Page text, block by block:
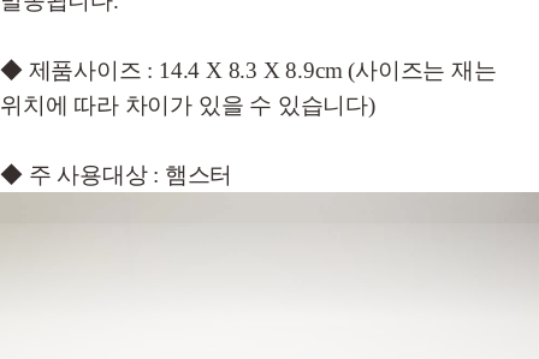
◆ 제품사이즈 : 14.4 X 8.3 X 8.9cm (사이즈는 재는
위치에 따라 차이가 있을 수 있습니다)
◆ 주 사용대상 : 햄스터